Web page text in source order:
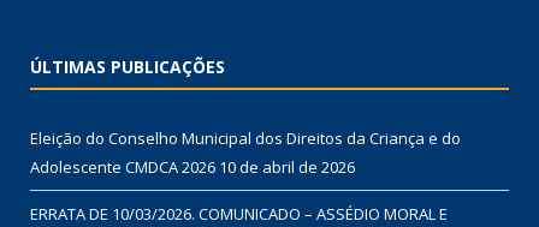
ÚLTIMAS PUBLICAÇÕES
Eleição do Conselho Municipal dos Direitos da Criança e do
Adolescente CMDCA 2026 10 de abril de 2026
ERRATA DE 10/03/2026. COMUNICADO – ASSÉDIO MORAL E